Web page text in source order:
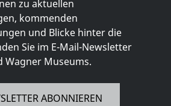
zu aktuellen
kommenden
und Blicke hinter die
Sie im E-Mail-Newsletter
Wagner Museums.
ABONNIEREN